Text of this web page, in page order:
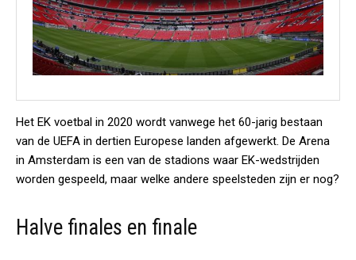
Het EK voetbal in 2020 wordt vanwege het 60-jarig bestaan
van de UEFA in dertien Europese landen afgewerkt. De Arena
in Amsterdam is een van de stadions waar EK-wedstrijden
worden gespeeld, maar welke andere speelsteden zijn er nog?
Halve finales en finale